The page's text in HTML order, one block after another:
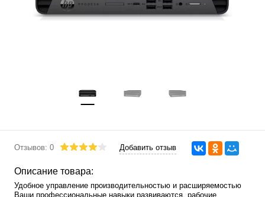
Отзывов: 0 Добавить отзыв
Описание товара:
Удобное управление производительностью и расширяемостью
Ваши профессиональные навыки развиваются, рабочие